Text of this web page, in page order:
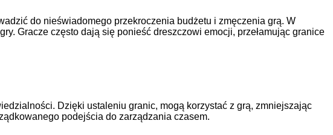
do nieświadomego przekroczenia budżetu i zmęczenia grą. W
Gracze często dają się ponieść dreszczowi emocji, przełamując granice
Dzięki ustaleniu granic, mogą korzystać z grą, zmniejszając
podejścia do zarządzania czasem.